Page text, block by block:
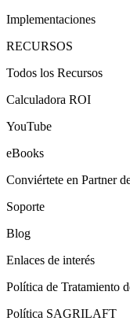
Implementaciones
RECURSOS
Todos los Recursos
Calculadora ROI
YouTube
eBooks
Conviértete en Partner
Soporte
Blog
Enlaces de interés
Política de Tratamiento
Política SAGRILAFT